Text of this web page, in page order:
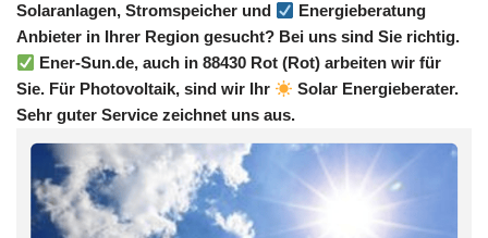
Solaranlagen, Stromspeicher und
Energieberatung
Anbieter in Ihrer Region gesucht? Bei uns sind Sie richtig.
Ener-Sun.de, auch in 88430 Rot (Rot) arbeiten wir für
Sie. Für Photovoltaik, sind wir Ihr
Solar Energieberater.
Sehr guter Service zeichnet uns aus.